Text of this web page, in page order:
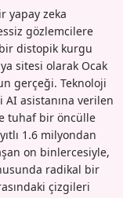
yapay zeka
gözlemcilere
distopik kurgu
sitesi olarak Ocak
gerçeği. Teknoloji
asistanına verilen
tuhaf bir öncülle
1.6 milyondan
on binlercesiyle,
radikal bir
çizgileri